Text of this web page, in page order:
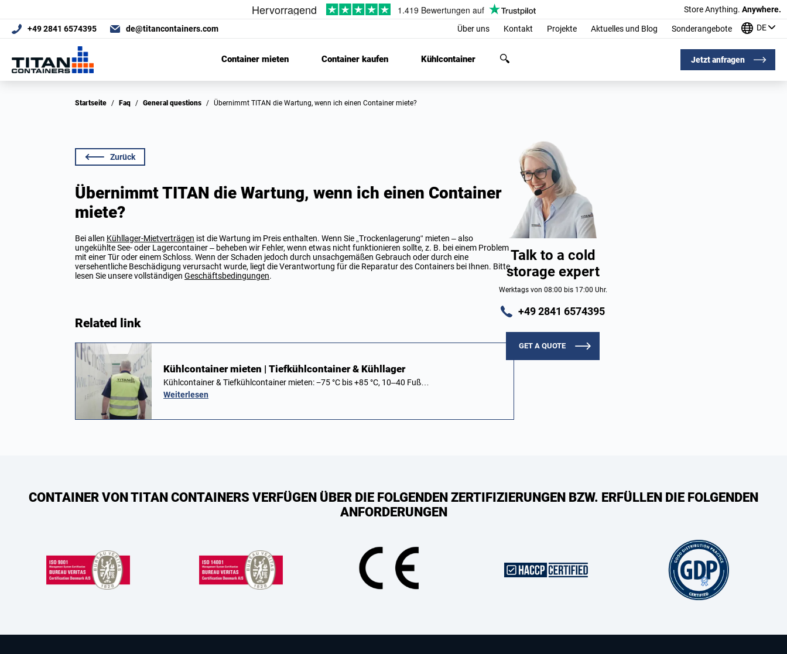
Store Anything. Anywhere.
+49 2841 6574395 de@titancontainers.com Über uns Kontakt Projekte Aktuelles und Blog Sonderangebote DE
Container mieten Container kaufen Kühlcontainer Jetzt anfragen
Startseite / Faq / General questions / Übernimmt TITAN die Wartung, wenn ich einen Container miete?
Zurück
Übernimmt TITAN die Wartung, wenn ich einen Container
miete?
Bei allen Kühllager-Mietverträgen ist die Wartung im Preis enthalten. Wenn Sie „Trockenlagerung“ mieten – also
ungekühlte See- oder Lagercontainer – beheben wir Fehler, wenn etwas nicht funktionieren sollte, z. B. bei einem Problem
mit einer Tür oder einem Schloss. Wenn der Schaden jedoch durch unsachgemäßen Gebrauch oder durch eine
versehentliche Beschädigung verursacht wurde, liegt die Verantwortung für die Reparatur des Containers bei Ihnen. Bitte
lesen Sie unsere vollständigen Geschäftsbedingungen.
Related link
Kühlcontainer mieten | Tiefkühlcontainer & Kühllager
Kühlcontainer & Tiefkühlcontainer mieten: −75 °C bis +85 °C, 10–40 Fuß…
Weiterlesen
Talk to a cold
storage expert
Werktags von 08:00 bis 17:00 Uhr.
+49 2841 6574395
GET A QUOTE
CONTAINER VON TITAN CONTAINERS VERFÜGEN ÜBER DIE FOLGENDEN ZERTIFIZIERUNGEN BZW. ERFÜLLEN DIE FOLGENDEN
ANFORDERUNGEN